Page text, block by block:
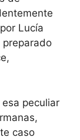
Lucía
preparado
peculiar
caso